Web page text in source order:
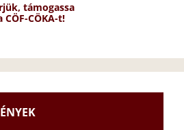
támogassa
CÖF-CÖKA-t!